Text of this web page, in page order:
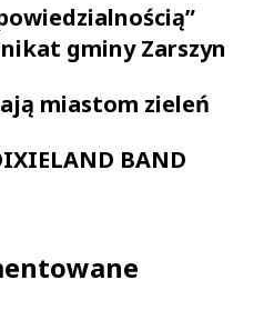
gminy Zarszyn
miastom zieleń
BAND